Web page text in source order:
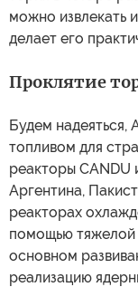
можно извлекать
делает его
Проклятие
Будем надеяться,
топливом для
реакторы CANDU
Аргентина,
реакторах
помощью тяжелой
основном
реализацию